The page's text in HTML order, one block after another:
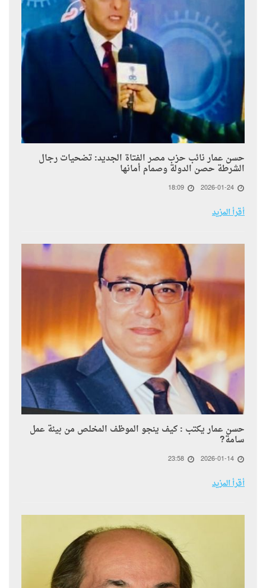
حسن عمار نائب حزب مصر الفتاة الجديد: تضحيات رجال
الشرطة حصن الدولة وصمام أمانها
2026-01-24
18:09
أقرأ المزيد
حسن عمار يكتب : كيف ينجو الموظف المخلص من بيئة عمل
سامة?
2026-01-14
23:58
أقرأ المزيد